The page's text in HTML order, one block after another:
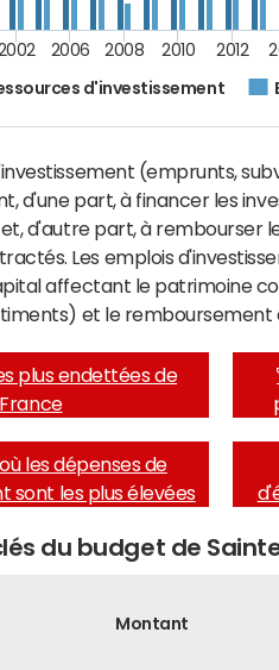
d'investissement
2002 2006 2008 2010 2012
(emprunts,
d'une part, à financer les
d'autre part, à rembourser
Les emplois
affectant le patrimoine
et le remboursement
plus endettées de
France
où les dépenses de
sont les plus élevées
du budget de
Montant